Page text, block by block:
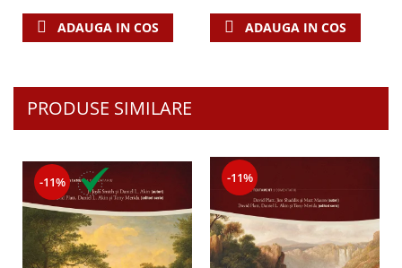
ADAUGA IN COS ADAUGA IN COS
PRODUSE SIMILARE
-11% -11%